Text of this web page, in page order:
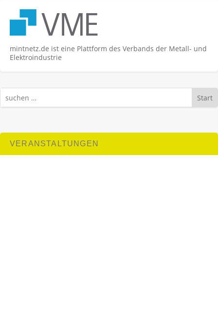
mintnetz.de ist eine Plattform des Verbands der Metall- und
Elektroindustrie
Start
VERANSTALTUNGEN